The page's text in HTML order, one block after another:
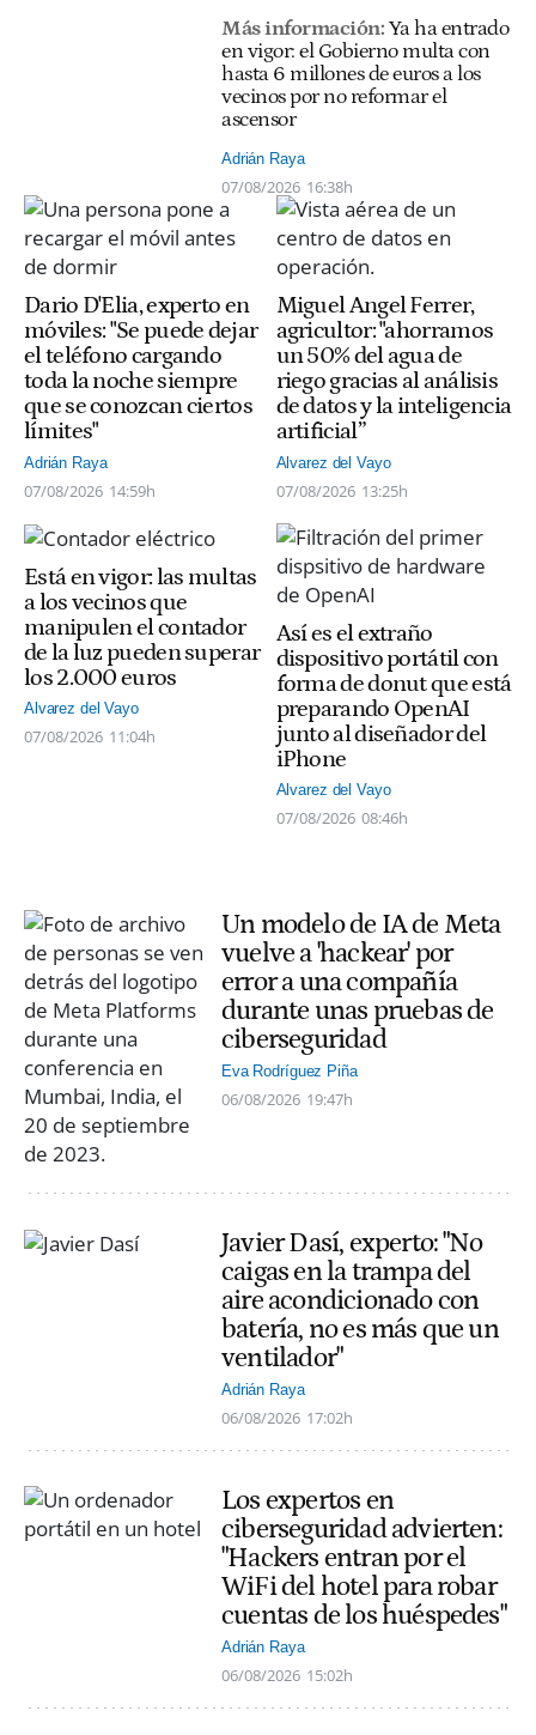
Más información: Ya ha entrado
en vigor: el Gobierno multa con
hasta 6 millones de euros a los
vecinos por no reformar el
ascensor
Adrián Raya
07/08/2026 16:38h
Dario D'Elia, experto en
móviles: "Se puede dejar
el teléfono cargando
toda la noche siempre
que se conozcan ciertos
límites"
Adrián Raya
07/08/2026 14:59h
Miguel Angel Ferrer,
agricultor: "ahorramos
un 50% del agua de
riego gracias al análisis
de datos y la inteligencia
artificial”
Alvarez del Vayo
07/08/2026 13:25h
Está en vigor: las multas
a los vecinos que
manipulen el contador
de la luz pueden superar
los 2.000 euros
Alvarez del Vayo
07/08/2026 11:04h
Así es el extraño
dispositivo portátil con
forma de donut que está
preparando OpenAI
junto al diseñador del
iPhone
Alvarez del Vayo
07/08/2026 08:46h
Un modelo de IA de Meta
vuelve a 'hackear' por
error a una compañía
durante unas pruebas de
ciberseguridad
Eva Rodríguez Piña
06/08/2026 19:47h
Javier Dasí, experto: "No
caigas en la trampa del
aire acondicionado con
batería, no es más que un
ventilador"
Adrián Raya
06/08/2026 17:02h
Los expertos en
ciberseguridad advierten:
"Hackers entran por el
WiFi del hotel para robar
cuentas de los huéspedes"
Adrián Raya
06/08/2026 15:02h